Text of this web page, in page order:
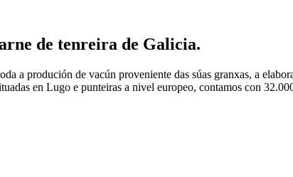
de tenreira de Galicia.
a produción de vacún proveniente das súas granxas, a
en Lugo e punteiras a nivel europeo, contamos con